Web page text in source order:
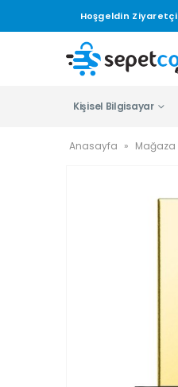
Hoşgeldin Ziyaretçi
Kişisel Bilgisayar
Anasayfa » Mağaza